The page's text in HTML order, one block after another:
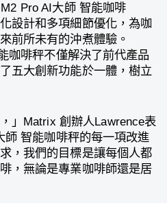
Pro AI大師 智能咖啡
設計和多項細節優化，為咖
前所未有的沖煮體驗。
咖啡秤不僅解決了前代產品
五大創新功能於一體，樹立
」Matrix 創辦人Lawrence表
智能咖啡秤的每一項改進
，我們的目標是讓每個人都
，無論是專業咖啡師還是居